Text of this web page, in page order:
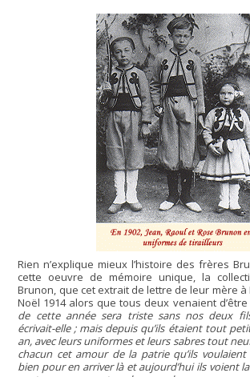
Rien n’explique mieux l’histoire des frères
cette oeuvre de mémoire unique, la
Brunon, que cet extrait de lettre de leur mère à
Noël 1914 alors que tous deux venaient
de cette année sera triste sans nos deux
écrivait-elle ; mais depuis qu’ils étaient tout
an, avec leurs uniformes et leurs sabres tout
chacun cet amour de la patrie qu’ils voulaient
bien pour en arriver là et aujourd’hui ils voient